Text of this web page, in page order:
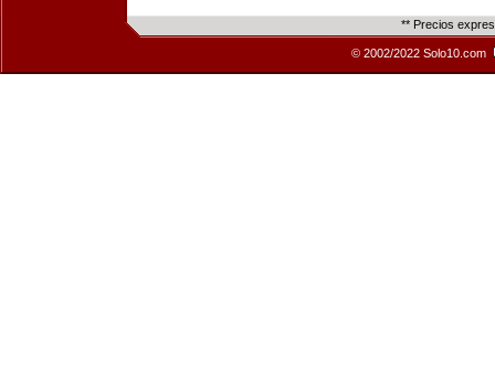
** Precios
© 2002/2022 Solo10.com